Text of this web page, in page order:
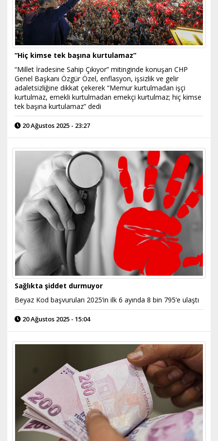
“Hiç kimse tek başına kurtulamaz”
“Millet İradesine Sahip Çıkıyor” mitinginde konuşan CHP
Genel Başkanı Özgür Özel, enflasyon, işsizlik ve gelir
adaletsizliğine dikkat çekerek “Memur kurtulmadan işçi
kurtulmaz, emekli kurtulmadan emekçi kurtulmaz; hiç kimse
tek başına kurtulamaz” dedi
20 Ağustos 2025 - 23:27
Sağlıkta şiddet durmuyor
Beyaz Kod başvuruları 2025’in ilk 6 ayında 8 bin 795’e ulaştı
20 Ağustos 2025 - 15:04